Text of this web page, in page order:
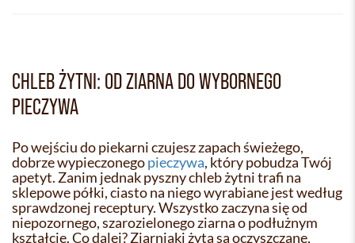
CHLEB ŻYTNI: OD ZIARNA DO WYBORNEGO
PIECZYWA
Po wejściu do piekarni czujesz zapach świeżego,
dobrze wypieczonegopieczywa, który pobudza Twój
apetyt. Zanim jednak pyszny chleb żytni trafi na
sklepowe półki, ciasto na niego wyrabiane jest według
sprawdzonej receptury. Wszystko zaczyna się od
niepozornego, szarozielonego ziarna o podłużnym
kształcie. Co dalej? Ziarniaki żyta są oczyszczane,